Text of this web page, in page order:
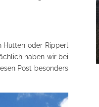
Hütten oder Ripperl
haben wir bei
Post besonders